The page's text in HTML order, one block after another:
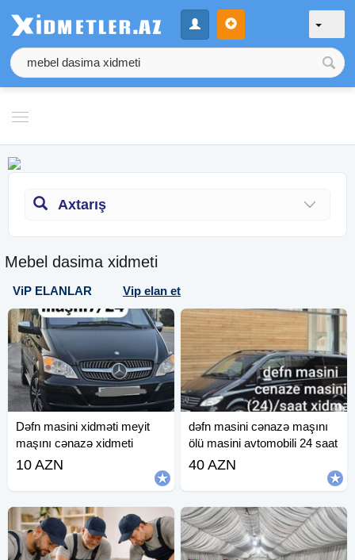
Axtarış
Mebel dasima xidmeti
ViP ELANLAR Vip elan et
Dəfn masini xidməti meyit
maşını cənazə xidmeti
10 AZN
dəfn masini cənazə maşını
ölü masini avtomobili 24 saat
40 AZN